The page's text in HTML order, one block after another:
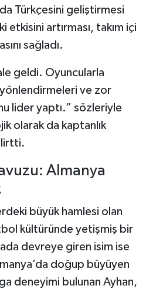
Türkçesini geliştirmesi
etkisini artırması, takım içi
sağladı.
geldi. Oyuncularla
ve zor
lider yaptı.” sözleriyle
olarak da kaptanlık
Almanya
büyük hamlesi olan
kültüründe yetişmiş bir
devreye giren isim ise
doğup büyüyen
deneyimi bulunan Ayhan,